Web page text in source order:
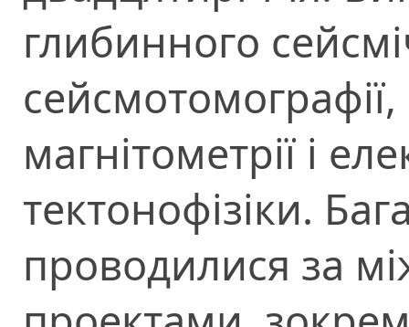
глибинного
сейсмотомографії,
магнітометрії і
тектонофізіки.
проводилися за